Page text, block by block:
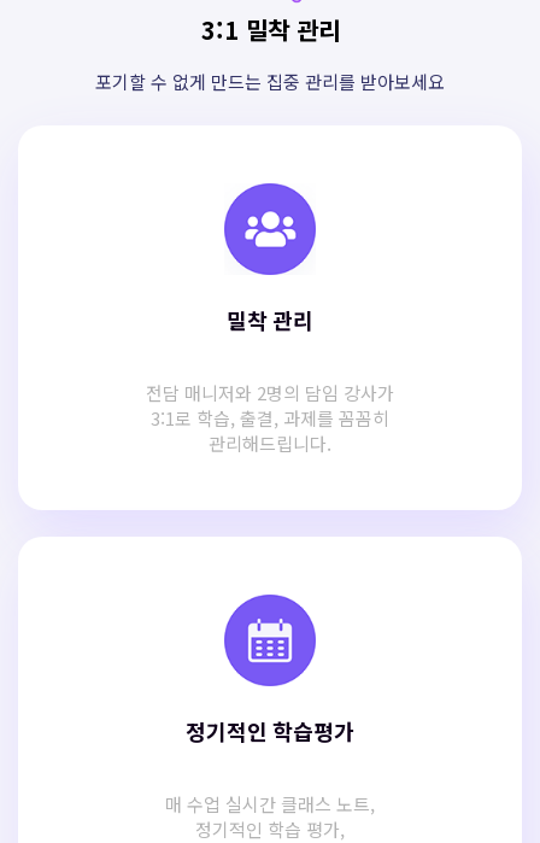
3:1 밀착 관리
포기할 수 없게 만드는 집중 관리를 받아보세요
밀착 관리
전담 매니저와 2명의 담임 강사가
3:1로 학습, 출결, 과제를 꼼꼼히
관리해드립니다.
정기적인 학습평가
매 수업 실시간 클래스 노트,
정기적인 학습 평가,